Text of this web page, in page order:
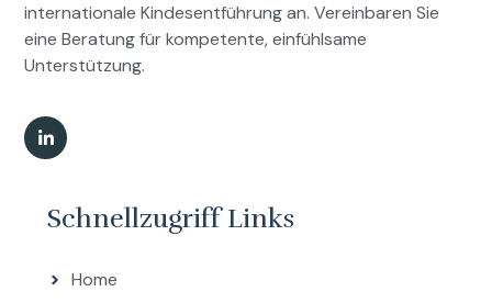
internationale Kindesentführung an. Vereinbaren Sie
eine Beratung für kompetente, einfühlsame
Unterstützung.
Schnellzugriff Links
Home